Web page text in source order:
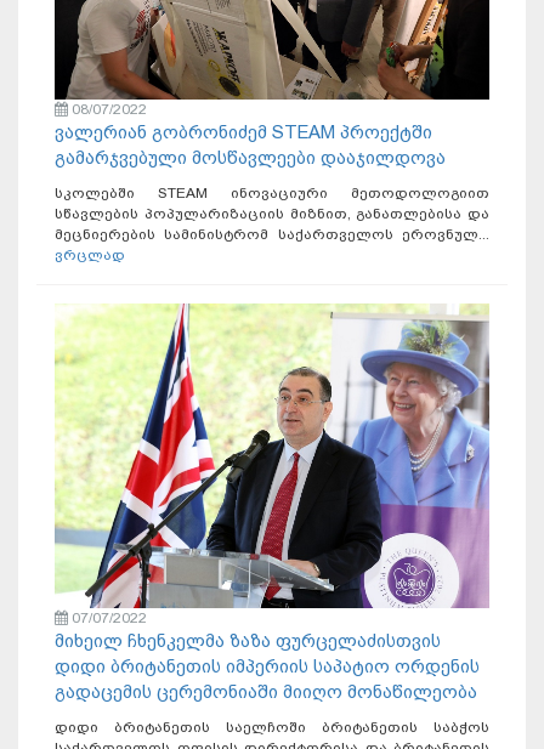
08/07/2022
ვალერიან გობრონიძემ STEAM პროექტში
გამარჯვებული მოსწავლეები დააჯილდოვა
სკოლებში STEAM ინოვაციური მეთოდოლოგიით
სწავლების პოპულარიზაციის მიზნით, განათლებისა და
მეცნიერების სამინისტრომ საქართველოს ეროვნულ...
ვრცლად
07/07/2022
მიხეილ ჩხენკელმა ზაზა ფურცელაძისთვის
დიდი ბრიტანეთის იმპერიის საპატიო ორდენის
გადაცემის ცერემონიაში მიიღო მონაწილეობა
დიდი ბრიტანეთის საელჩოში ბრიტანეთის საბჭოს